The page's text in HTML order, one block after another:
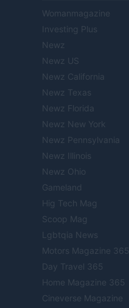
Womanmagazine
Investing Plus
Newz
Newz US
Newz California
Newz Texas
Newz Florida
Newz New York
Newz Pennsylvania
Newz Illinois
Newz Ohio
Gameland
Hig Tech Mag
Scoop Mag
Lgbtqia News
Motors Magazine 365
Day Travel 365
Home Magazine 365
Cineverse Magazine